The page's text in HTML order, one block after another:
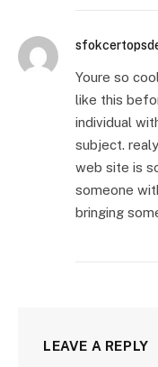
Youre so
like this
individual
subject.
web site is
someone
bringing
LEAVE A REPLY